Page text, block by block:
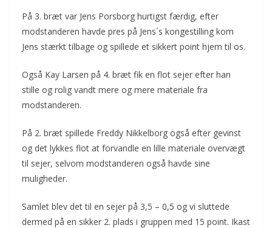
På 3. bræt var Jens Porsborg hurtigst færdig, efter
modstanderen havde pres på Jens´s kongestilling kom
Jens stærkt tilbage og spillede et sikkert point hjem til os.
Også Kay Larsen på 4. bræt fik en flot sejer efter han
stille og rolig vandt mere og mere materiale fra
modstanderen.
På 2. bræt spillede Freddy Nikkelborg også efter gevinst
og det lykkes flot at forvandle en lille materiale overvægt
til sejer, selvom modstanderen også havde sine
muligheder.
Samlet blev det til en sejer på 3,5 – 0,5 og vi sluttede
dermed på en sikker 2. plads i gruppen med 15 point. Ikast